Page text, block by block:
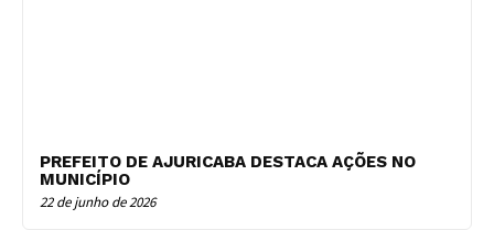
PREFEITO DE AJURICABA DESTACA AÇÕES NO
MUNICÍPIO
22 de junho de 2026